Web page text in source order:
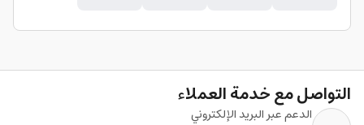
التواصل مع خدمة العملاء
الدعم عبر البريد الإلكتروني